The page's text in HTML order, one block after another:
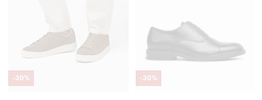
-30% -30%